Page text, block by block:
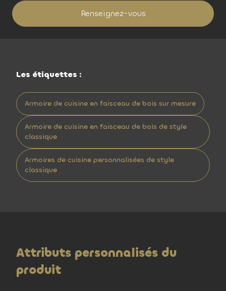
Renseignez-vous
Les étiquettes :
Armoire de cuisine en faisceau de bois sur mesure
Armoire de cuisine en faisceau de bois de style
classique
Armoires de cuisine personnalisées de style
classique
Attributs personnalisés du
produit